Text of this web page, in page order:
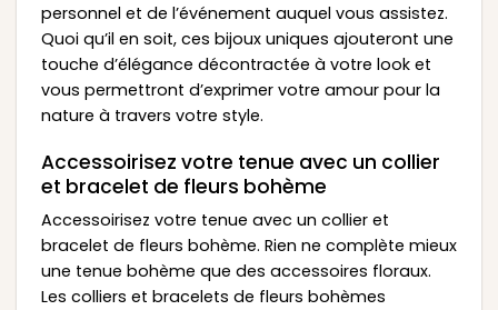
personnel et de l’événement auquel vous assistez.
Quoi qu’il en soit, ces bijoux uniques ajouteront une
touche d’élégance décontractée à votre look et
vous permettront d’exprimer votre amour pour la
nature à travers votre style.
Accessoirisez votre tenue avec un collier
et bracelet de fleurs bohème
Accessoirisez votre tenue avec un collier et
bracelet de fleurs bohème. Rien ne complète mieux
une tenue bohème que des accessoires floraux.
Les colliers et bracelets de fleurs bohèmes